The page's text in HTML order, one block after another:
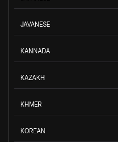
JAVANESE
KANNADA
KAZAKH
KHMER
KOREAN